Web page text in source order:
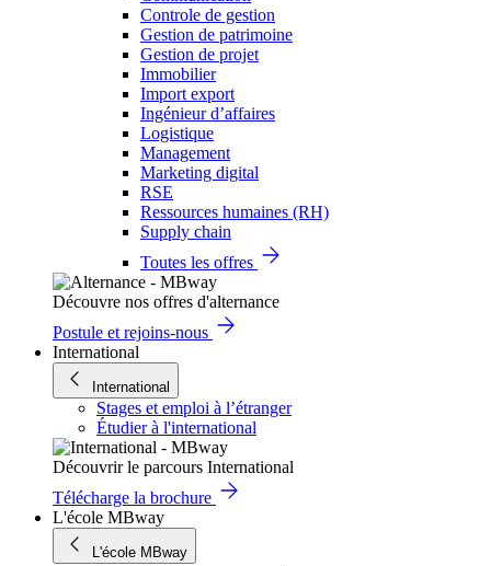
Controle de gestion
Gestion de patrimoine
Gestion de projet
Immobilier
Import export
Ingénieur d’affaires
Logistique
Management
Marketing digital
RSE
Ressources humaines (RH)
Supply chain
Toutes les offres
Découvre nos offres d'alternance
Postule et rejoins-nous
International
International
Stages et emploi à l’étranger
Étudier à l'international
Découvrir le parcours International
Télécharge la brochure
L'école MBway
L'école MBway